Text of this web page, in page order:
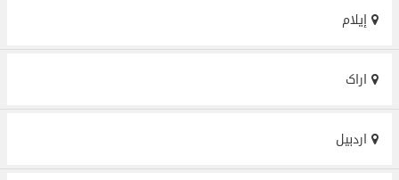
إيلام
اراک
اردبیل